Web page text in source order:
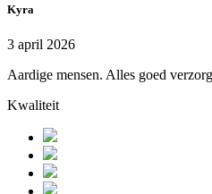
Kyra
3 april 2026
Aardige mensen. Alles goed
Kwaliteit